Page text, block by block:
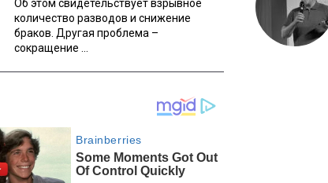
Об этом свидетельствует взрывное
количество разводов и снижение
браков. Другая проблема –
сокращение ...